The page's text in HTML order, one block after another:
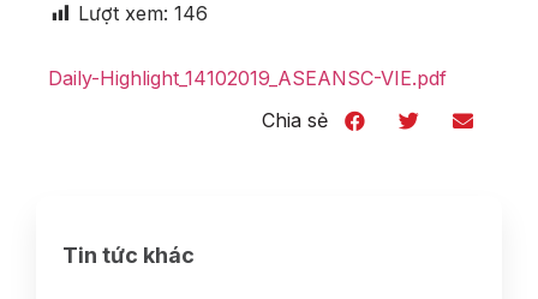
Lượt xem: 146
Daily-Highlight_14102019_ASEANSC-VIE.pdf
Chia sẻ
Tin tức khác